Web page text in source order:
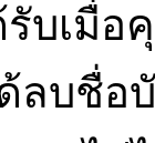
บเมื่
ด้ลบชื่